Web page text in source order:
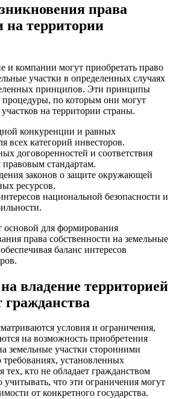
права
на территории
и компании могут приобретать право
участки в определенных случаях
принципов. Эти принципы
процедуры, по которым они могут
на территории страны.
конкуренции и равных
всех категорий инвесторов.
договоренностей и соответствия
стандартам.
законов о защите окружающей
ресурсов.
национальной безопасности и
для формирования
права собственности на земельные
баланс интересов
владение территорией
гражданства
условия и ограничения,
на возможность приобретения
земельные участки сторонними
установленных
тех, кто не обладает гражданством
что эти ограничения могут
от конкретного государства.